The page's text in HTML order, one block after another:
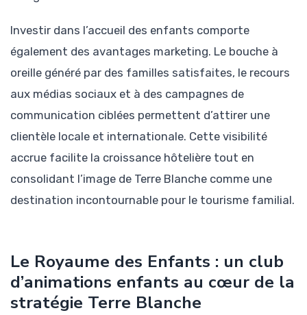
Investir dans l’accueil des enfants comporte
également des avantages marketing. Le bouche à
oreille généré par des familles satisfaites, le recours
aux médias sociaux et à des campagnes de
communication ciblées permettent d’attirer une
clientèle locale et internationale. Cette visibilité
accrue facilite la croissance hôtelière tout en
consolidant l’image de Terre Blanche comme une
destination incontournable pour le tourisme familial.
Le Royaume des Enfants : un club
d’animations enfants au cœur de la
stratégie Terre Blanche